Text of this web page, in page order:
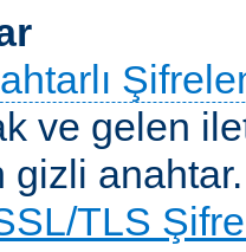
ve gelen
gizli anahtar.
TLS